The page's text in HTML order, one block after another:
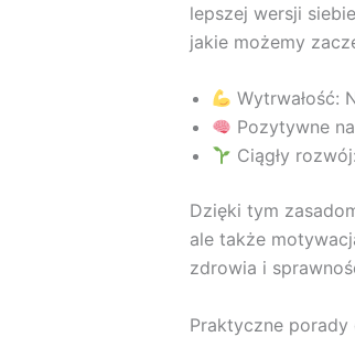
lepszej wersji
jakie możemy
Wytrwałość:
Pozytywne
Ciągły
Dzięki tym
ale także
zdrowia i
Praktyczne